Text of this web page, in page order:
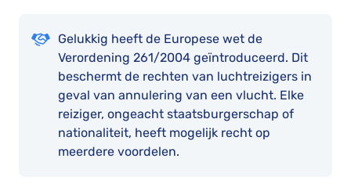
Gelukkig heeft de Europese wet de
Verordening 261/2004 geïntroduceerd. Dit
beschermt de rechten van luchtreizigers in
geval van annulering van een vlucht. Elke
reiziger, ongeacht staatsburgerschap of
nationaliteit, heeft mogelijk recht op
meerdere voordelen.